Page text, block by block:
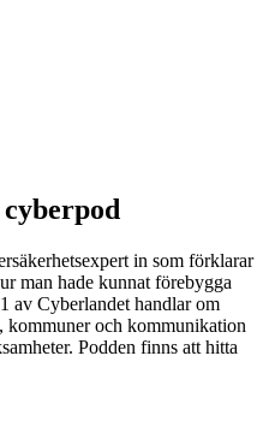
in som förklarar
man hade kunnat förebygga
av Cyberlandet handlar om
kommuner och kommunikation
Podden finns att hitta